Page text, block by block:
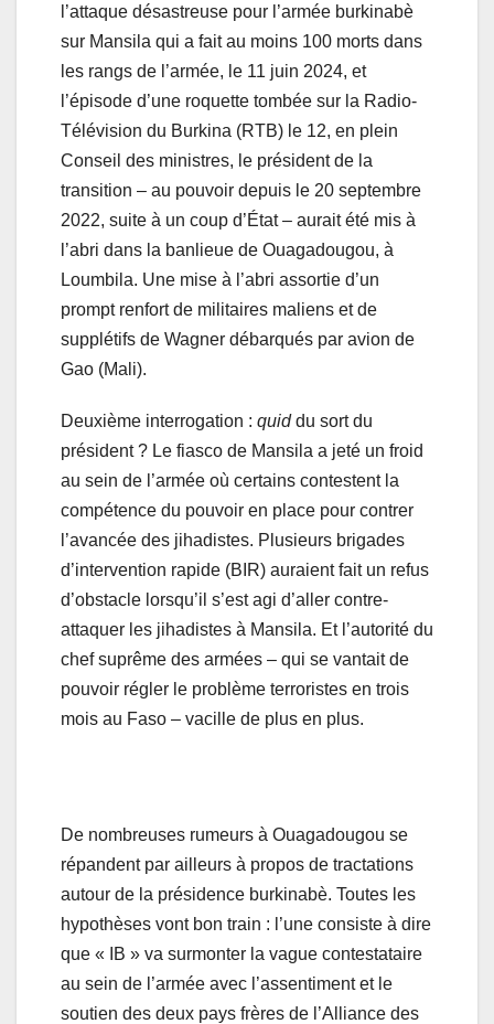
l’attaque désastreuse pour l’armée burkinabè
sur Mansila qui a fait au moins 100 morts dans
les rangs de l’armée, le 11 juin 2024, et
l’épisode d’une roquette tombée sur la Radio-
Télévision du Burkina (RTB) le 12, en plein
Conseil des ministres, le président de la
transition – au pouvoir depuis le 20 septembre
2022, suite à un coup d’État – aurait été mis à
l’abri dans la banlieue de Ouagadougou, à
Loumbila. Une mise à l’abri assortie d’un
prompt renfort de militaires maliens et de
supplétifs de Wagner débarqués par avion de
Gao (Mali).
Deuxième interrogation : quiddu sort du
président ? Le fiasco de Mansila a jeté un froid
au sein de l’armée où certains contestent la
compétence du pouvoir en place pour contrer
l’avancée des jihadistes. Plusieurs brigades
d’intervention rapide (BIR) auraient fait un refus
d’obstacle lorsqu’il s’est agi d’aller contre-
attaquer les jihadistes à Mansila. Et l’autorité du
chef suprême des armées – qui se vantait de
pouvoir régler le problème terroristes en trois
mois au Faso – vacille de plus en plus.
De nombreuses rumeurs à Ouagadougou se
répandent par ailleurs à propos de tractations
autour de la présidence burkinabè. Toutes les
hypothèses vont bon train : l’une consiste à dire
que « IB » va surmonter la vague contestataire
au sein de l’armée avec l’assentiment et le
soutien des deux pays frères de l’Alliance des